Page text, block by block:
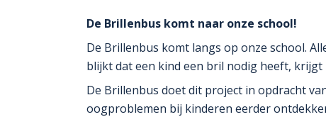
De Brillenbus komt naar onze school!
De Brillenbus komt langs op onze school.
blijkt dat een kind een bril nodig heeft,
De Brillenbus doet dit project in opdracht
oogproblemen bij kinderen eerder